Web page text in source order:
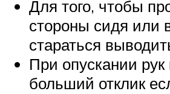
Для того, чтобы
стороны сидя или
стараться
При опускании
больший отклик